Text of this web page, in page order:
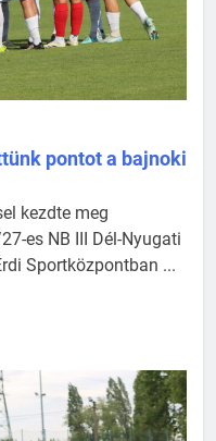
pontot a bajnoki
kezdte meg
es NB III Dél-Nyugati
Sportközpontban ...